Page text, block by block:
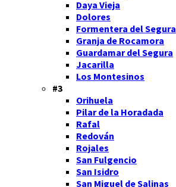
Daya Vieja
Dolores
Formentera del Segura
Granja de Rocamora
Guardamar del Segura
Jacarilla
Los Montesinos
#3
Orihuela
Pilar de la Horadada
Rafal
Redován
Rojales
San Fulgencio
San Isidro
San Miguel de Salinas